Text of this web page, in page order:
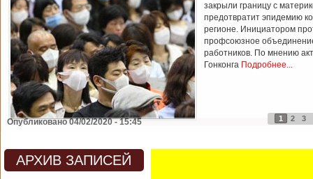
закрыли границу с
предотвратит эпидемию
регионе. Инициатором
профсоюзное
работников. По мнению
Гонконга Подробнее...
Опубликовано 04/02/2020 - 15:45 1 2 3
АРХИВ ЗАПИСЕЙ